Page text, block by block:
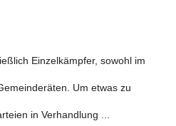
Einzelkämpfer, sowohl im
Um etwas zu
in Verhandlung ...